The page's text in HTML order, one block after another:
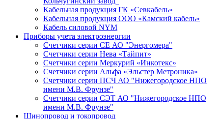
Кабельная продукция ГК «Севкабель»
Кабельная продукция ООО «Камский кабель»
Кабель силовой NYM
Приборы учета электроэнергии
Счетчики серии СЕ АО "Энергомера"
Счетчики серии Нева «Тайпит»
Счетчики серии Меркурий «Инкотекс»
Счетчики серии Альфа «Эльстер Метроника»
Счетчики серии ПСЧ АО "Нижегородское НПО
имени М.В. Фрунзе"
Счетчики серии СЭТ АО "Нижегородское НПО
имени М.В. Фрунзе"
Шинопровод и токопровод